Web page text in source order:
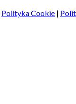
Polityka Cookie |